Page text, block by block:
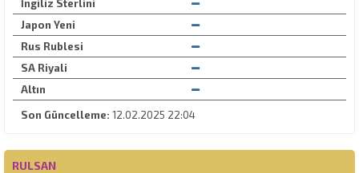
İngiliz Sterlini
Japon Yeni
Rus Rublesi
SA Riyali
Altın
Son Güncelleme: 12.02.2025 22:04
RULSAN